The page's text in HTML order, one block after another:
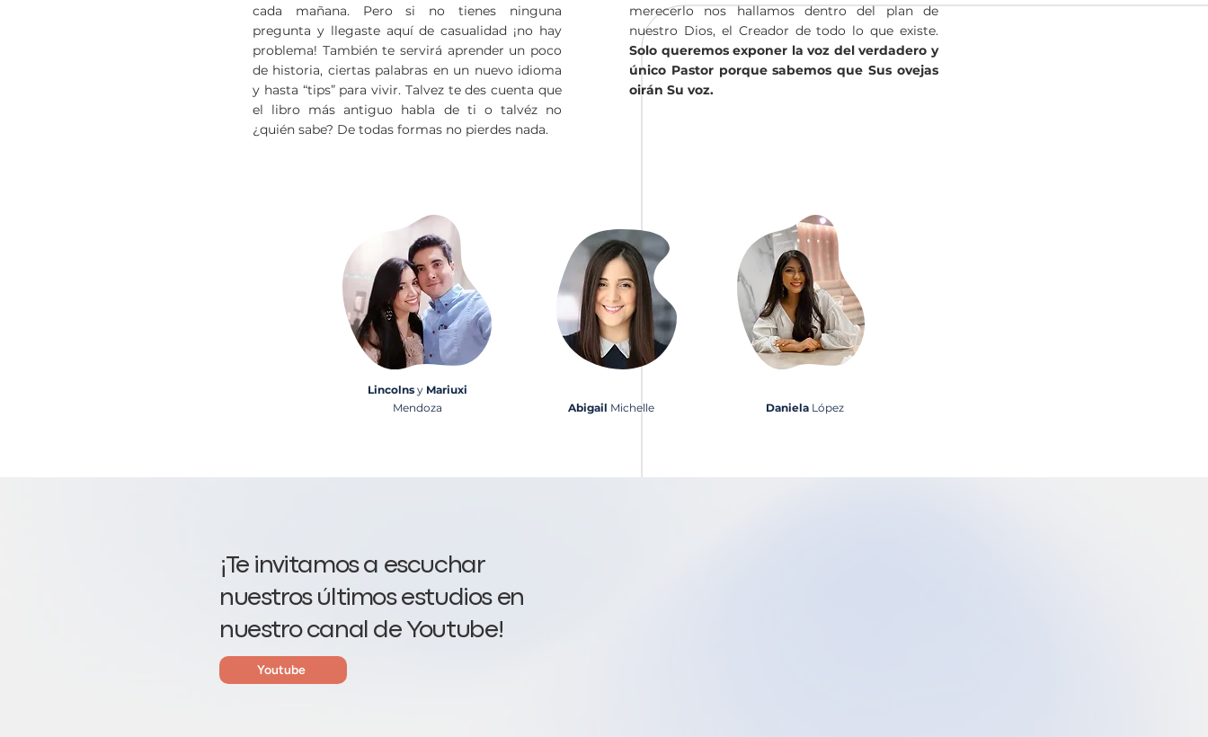
cada mañana. Pero si no tienes ninguna
pregunta y llegaste aquí de casualidad ¡no hay
problema! También te servirá aprender un poco
de historia, ciertas palabras en un nuevo idioma
y hasta “tips” para vivir. Talvez te des cuenta que
el libro más antiguo habla de ti o talvéz no
¿quién sabe? De todas formas no pierdes nada.
merecerlo nos hallamos dentro del plan de
nuestro Dios, el Creador de todo lo que existe.
Solo queremos exponer la voz del verdadero y
único Pastor porque sabemos que Sus ovejas
oirán Su voz.
Lincolns y Mariuxi
Mendoza
Abigail Michelle Daniela López
¡Te invitamos a escuchar
nuestros últimos estudios en
nuestro canal de Youtube!
Youtube